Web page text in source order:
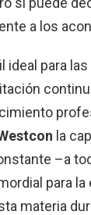
a los
ideal para
la
–a
para
materia